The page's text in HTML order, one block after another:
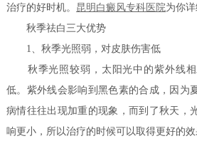
治疗的好时机。 昆明白癜风专科医院为你详
秋季祛白三大优势
1、秋季光照弱，对皮肤伤害低
秋季光照较弱，太阳光中的紫外线相
低。紫外线会影响到黑色素的合成，因为
病情往往出现加重的现象，而到了秋天，
响更小，所以治疗的时候可以取得更好的效